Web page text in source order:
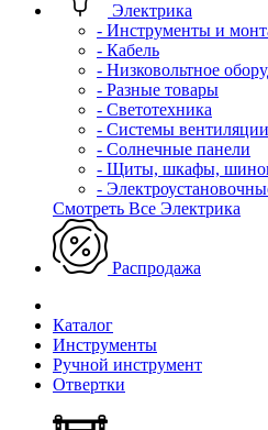
Электрика
- Инструменты и
- Кабель
- Низковольтное
- Разные товары
- Светотехника
- Системы
- Солнечные панели
- Щиты, шкафы,
-
Смотреть Все Электрика
Распродажа
Каталог
Инструменты
Ручной инструмент
Отвертки